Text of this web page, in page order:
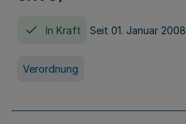
In Kraft Seit 01. Januar 2008
Verordnung